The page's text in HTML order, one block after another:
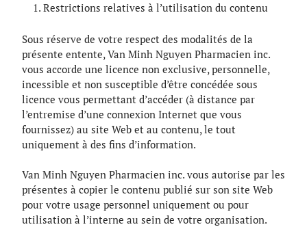
Restrictions relatives à l’utilisation du contenu
Sous réserve de votre respect des modalités de la
présente entente, Van Minh Nguyen Pharmacien inc.
vous accorde une licence non exclusive, personnelle,
incessible et non susceptible d’être concédée sous
licence vous permettant d’accéder (à distance par
l’entremise d’une connexion Internet que vous
fournissez) au site Web et au contenu, le tout
uniquement à des fins d’information.
Van Minh Nguyen Pharmacien inc. vous autorise par les
présentes à copier le contenu publié sur son site Web
pour votre usage personnel uniquement ou pour
utilisation à l’interne au sein de votre organisation.